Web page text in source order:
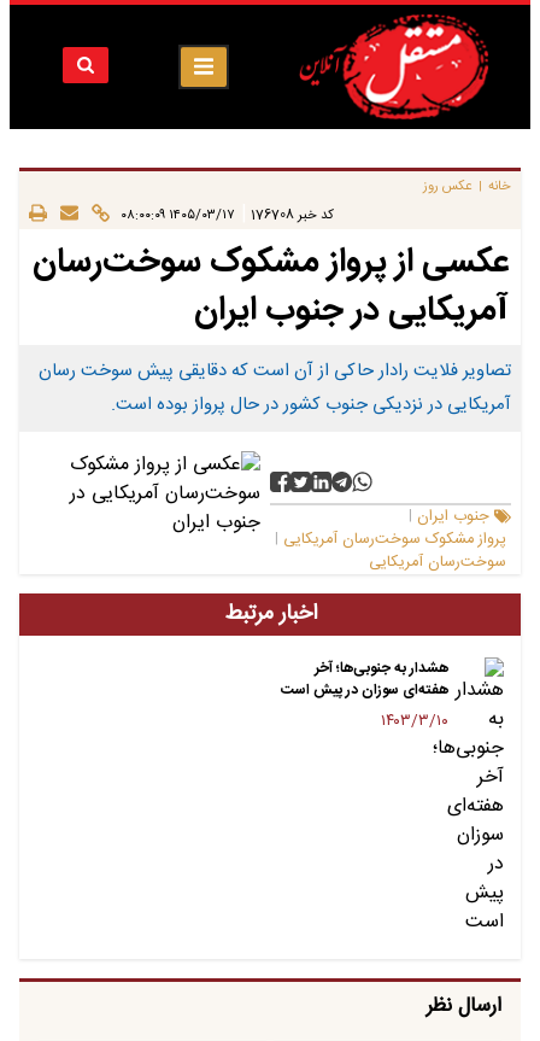
خانه | عکس روز
کد خبر 176708 ۱۴۰۵/۰۳/۱۷ ۰۸:۰۰:۰۹
عکسی از پرواز مشکوک سوخت‌رسان
آمریکایی در جنوب ایران
تصاویر فلایت رادار حاکی از آن است که دقایقی پیش سوخت رسان
آمریکایی در نزدیکی جنوب کشور در حال پرواز بوده است.
جنوب ایران |
پرواز مشکوک سوخت‌رسان آمریکایی |
سوخت‌رسان آمریکایی
اخبار مرتبط
هشدار به جنوبی‌ها؛ آخر
هفته‌ای سوزان در پیش است
۱۴۰۳/۳/۱۰
ارسال نظر